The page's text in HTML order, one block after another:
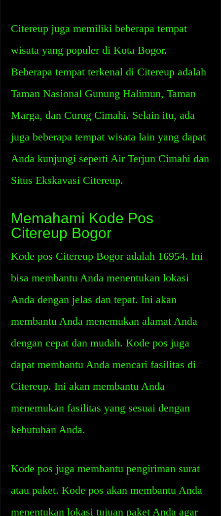
Citereup juga memiliki beberapa tempat
wisata yang populer di Kota Bogor.
Beberapa tempat terkenal di Citereup adalah
Taman Nasional Gunung Halimun, Taman
Marga, dan Curug Cimahi. Selain itu, ada
juga beberapa tempat wisata lain yang dapat
Anda kunjungi seperti Air Terjun Cimahi dan
Situs Ekskavasi Citereup.
Memahami Kode Pos
Citereup Bogor
Kode pos Citereup Bogor adalah 16954. Ini
bisa membantu Anda menentukan lokasi
Anda dengan jelas dan tepat. Ini akan
membantu Anda menemukan alamat Anda
dengan cepat dan mudah. Kode pos juga
dapat membantu Anda mencari fasilitas di
Citereup. Ini akan membantu Anda
menemukan fasilitas yang sesuai dengan
kebutuhan Anda.
Kode pos juga membantu pengiriman surat
atau paket. Kode pos akan membantu Anda
menentukan lokasi tujuan paket Anda agar